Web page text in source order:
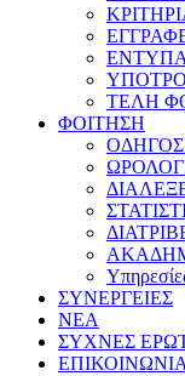
ΤΕΛΗ
ΦΟΙΤΗΣΗ
ΣΥΝΕΡΓΕΙΕΣ
ΝΕΑ
ΣΥΧΝΕΣ